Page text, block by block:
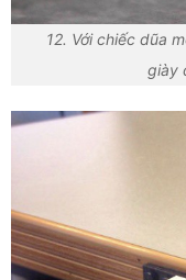
12. Với chiếc dũa
giày